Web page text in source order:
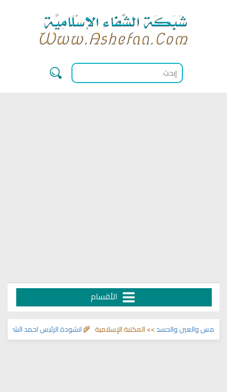
الأقسام
انشودة الرئيس احمد الشرع>> والعين والحسد>> المكتبة الإسلامية 🌾